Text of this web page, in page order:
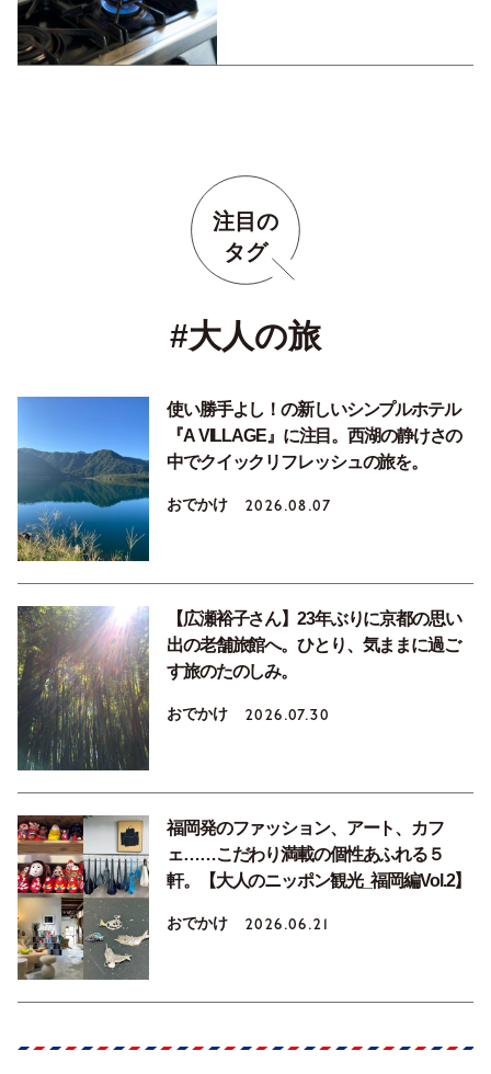
注目の
タグ
#大人の旅
使い勝手よし！の新しいシンプルホテル
『A VILLAGE』に注目。西湖の静けさの
中でクイックリフレッシュの旅を。
おでかけ 2026.08.07
【広瀬裕子さん】23年ぶりに京都の思い
出の老舗旅館へ。ひとり、気ままに過ご
す旅のたのしみ。
おでかけ 2026.07.30
福岡発のファッション、アート、カフ
ェ……こだわり満載の個性あふれる５
軒。【大人のニッポン観光_福岡編Vol.2】
おでかけ 2026.06.21